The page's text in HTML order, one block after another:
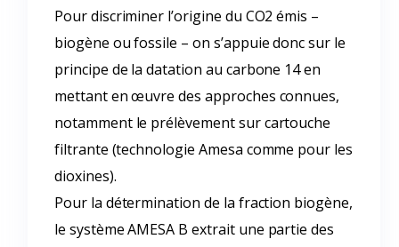
Pour discriminer l’origine du CO2 émis –
biogène ou fossile – on s’appuie donc sur le
principe de la datation au carbone 14 en
mettant en œuvre des approches connues,
notamment le prélèvement sur cartouche
filtrante (technologie Amesa comme pour les
dioxines).
Pour la détermination de la fraction biogène,
le système AMESA B extrait une partie des